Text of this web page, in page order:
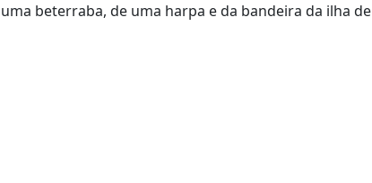
beterraba, de uma harpa e da bandeira da ilha